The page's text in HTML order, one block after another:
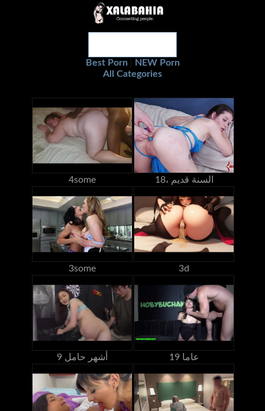
Best Porn
NEW Porn
All Categories
4some 18، السنة قديم
3some 3d
9 أشهر حامل 19 عاما